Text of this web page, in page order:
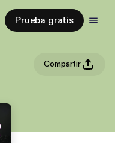
Prueba gratis
Compartir